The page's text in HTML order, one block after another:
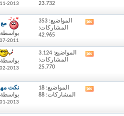
المنتدى
23.732
11-2013
مشاهدة
المنتدى
المواضيع: 353
المشاركات:
42.965
مع
بواسطة
07-2011
مشاهدةالمواضيع: 3.124
المشاركات:
25.770
بواسطة
02-2013
مشاهدة
تغذيات
المنتدى
المواضيع: 18
المشاركات: 88
نكت
بواسطة
01-2013